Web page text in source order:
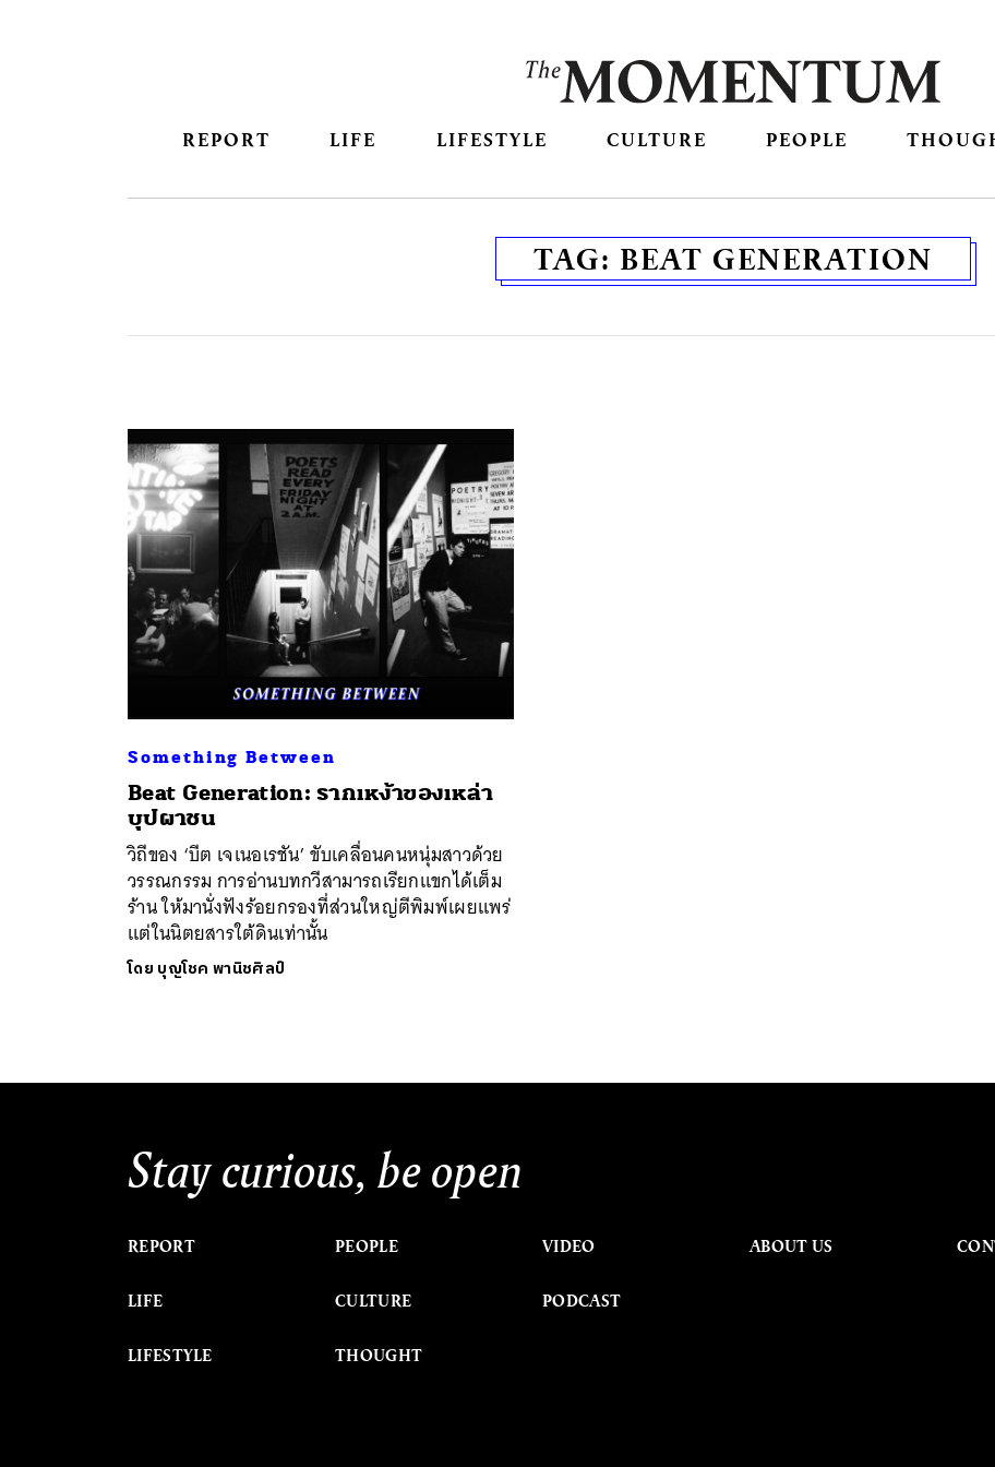
REPORT LIFE LIFESTYLE CULTURE PEOPLE
TAG: BEAT GENERATION
Something Between
Beat Generation: รากเหง้าของเหล่า
บุปผาชน
วิถีของ ‘บีต เจเนอเรชัน’ ขับเคลื่อนคนหนุ่มสาวด้วย
วรรณกรรม การอ่านบทกวีสามารถเรียกแขกได้เต็ม
ร้าน ให้มานั่งฟังร้อยกรองที่ส่วนใหญ่ตีพิมพ์เผยแพร่
แต่ในนิตยสารใต้ดินเท่านั้น
โดย บุญโชค พานิชศิลป์
Stay curious, be open
REPORT
LIFE
LIFESTYLE
PEOPLE
CULTURE
THOUGHT
VIDEO
PODCAST
ABOUT US